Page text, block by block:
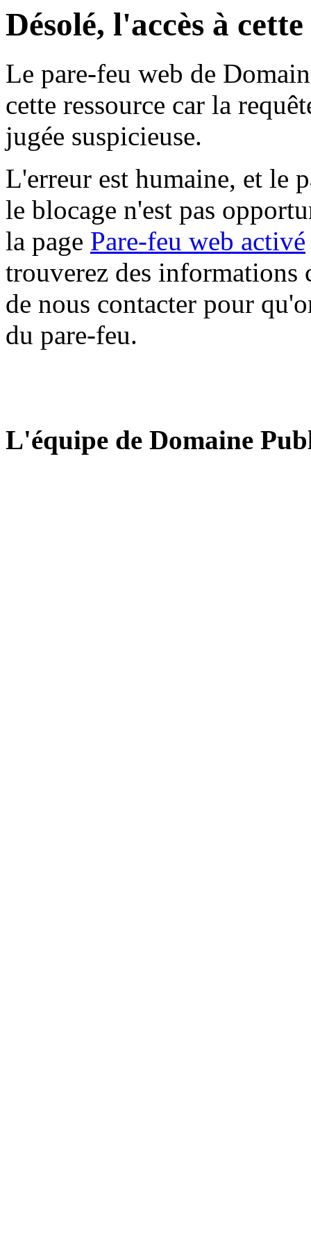
Désolé, l'accès à
Le pare-feu web de
cette ressource car la
jugée suspicieuse.
L'erreur est humaine, et le
le blocage n'est pas
la page Pare-feu web activé
trouverez des informations
de nous contacter pour
du pare-feu.
L'équipe de Domaine